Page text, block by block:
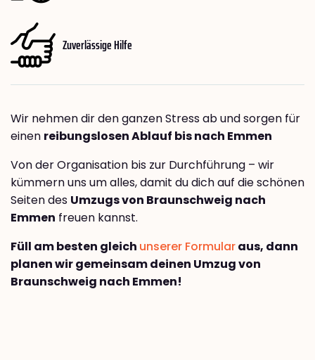
Zuverlässige Hilfe
Wir nehmen dir den ganzen Stress ab und sorgen für
einen reibungslosen Ablauf bis nach Emmen
Von der Organisation bis zur Durchführung – wir
kümmern uns um alles, damit du dich auf die schönen
Seiten des Umzugs von Braunschweig nach
Emmen freuen kannst.
Füll am besten gleich unserer Formularaus, dann
planen wir gemeinsam deinen Umzug von
Braunschweig nach Emmen!